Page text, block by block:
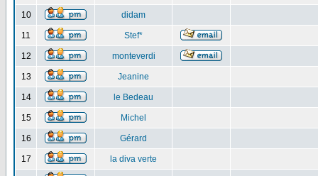
10 didam
11 Stef*
12 monteverdi
13 Jeanine
14 le Bedeau
15 Michel
16 Gérard
17 la diva verte